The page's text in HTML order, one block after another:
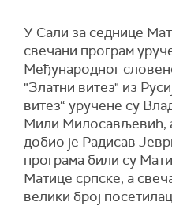
У Сали за седнице
свечани програм
Међународног
"Златни витез" из
витез“ уручене су
Мили Милосављевић,
добио је Радисав
програма били су
Матице српске, а
велики број